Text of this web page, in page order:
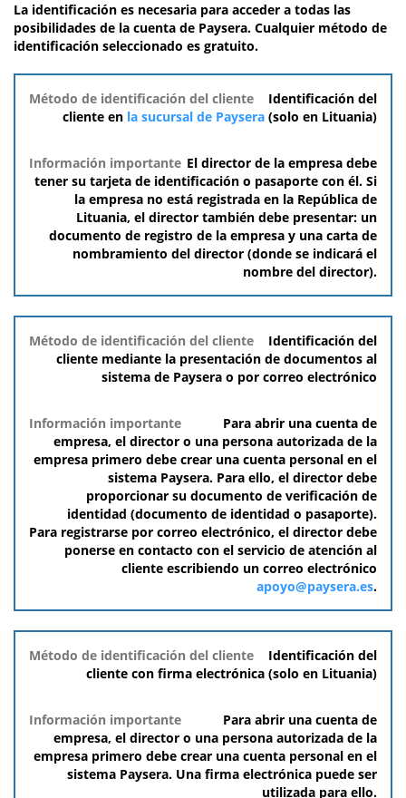
La identificación es necesaria para acceder a todas las
posibilidades de la cuenta de Paysera. Cualquier método de
identificación seleccionado es gratuito.
Método de
identificación
Información
importante
Identificación del
cliente en la sucursal de Paysera (solo en Lituania)
El director de la empresa debe
tener su tarjeta de identificación o pasaporte con él. Si
la empresa no está registrada en la República de
Lituania, el director también debe presentar: un
documento de registro de la empresa y una carta de
nombramiento del director (donde se indicará el
nombre del director).
Identificación del
cliente mediante la presentación de documentos al
sistema de Paysera o por correo electrónico
Para abrir una cuenta de
empresa, el director o una persona autorizada de la
empresa primero debe crear una cuenta personal en el
sistema Paysera. Para ello, el director debe
proporcionar su documento de verificación de
identidad (documento de identidad o pasaporte).
Para registrarse por correo electrónico, el director debe
ponerse en contacto con el servicio de atención al
cliente escribiendo un correo electrónico
apoyo@paysera.es.
Identificación del
cliente con firma electrónica (solo en Lituania)
Para abrir una cuenta de
empresa, el director o una persona autorizada de la
empresa primero debe crear una cuenta personal en el
sistema Paysera. Una firma electrónica puede ser
utilizada para ello.